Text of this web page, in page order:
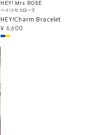
HEY! Mrs ROSE
ヘイ！ミセスローズ
HEY!Charm Bracelet
¥ 6,600